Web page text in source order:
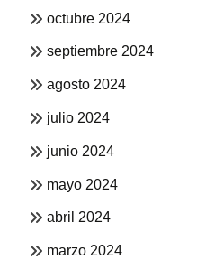
octubre 2024
septiembre 2024
agosto 2024
julio 2024
junio 2024
mayo 2024
abril 2024
marzo 2024